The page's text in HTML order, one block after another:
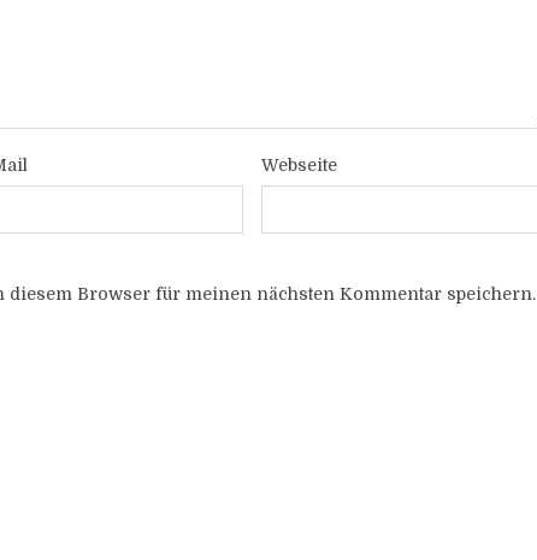
Webseite
diesem Browser für meinen nächsten Kommentar speichern.